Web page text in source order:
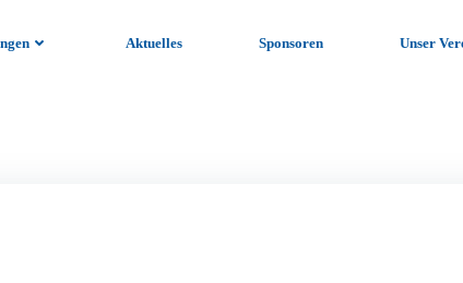
Aktuelles Sponsoren Unser